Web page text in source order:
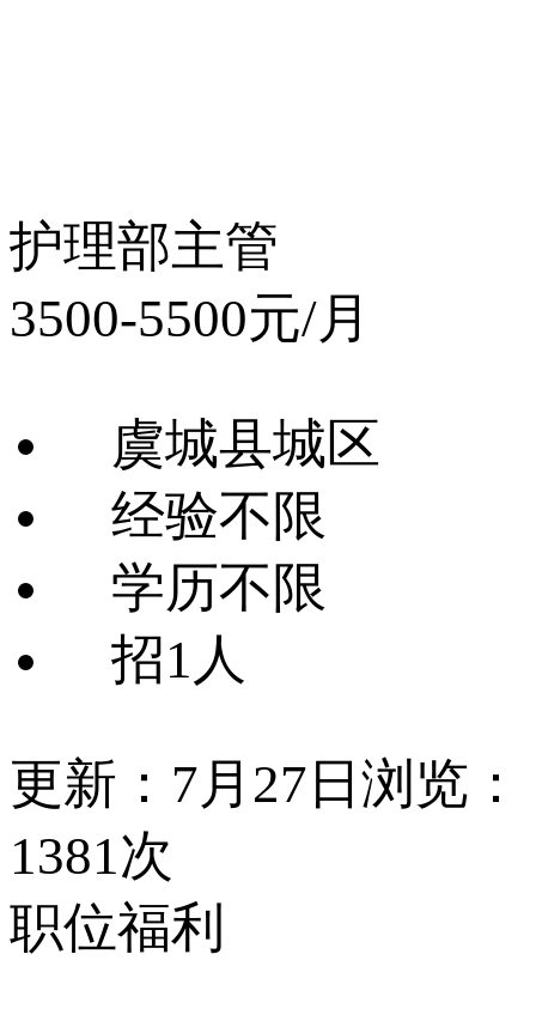
护理部主管
3500-5500元/月
虞城县城区
经验不限
学历不限
招1人
更新：7月27日 浏览：
1381次
职位福利